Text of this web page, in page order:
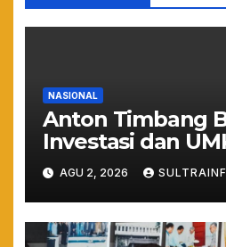
NASIONAL
Anton Timbang
Investasi dan
ke Istana
AGU 2, 2026